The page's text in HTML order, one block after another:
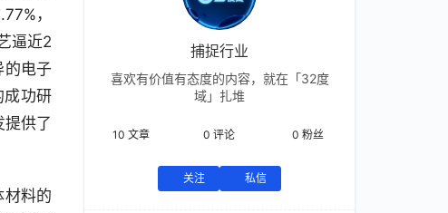
，
逼近2
的电子
成功研
供了
材料的
捕捉行业
喜欢有价值有态度的内容，就在「32度
域」扎堆
10 文章 0 评论 0 粉丝
关注 私信